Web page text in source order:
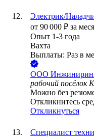
Электрик/
от 90 000 ₽ за
Опыт 1-3 года
Вахта
Выплаты: Раз в
ООО
рабочий посёлок
Можно без
Откликнитесь
Откликнуться
Специалист